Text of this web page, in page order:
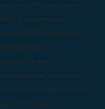
услуги по рекламе и
Маркетинговые
SMM-специалисты и
на
могут
клиентов. Они могут
маркетинговых
кампаний,